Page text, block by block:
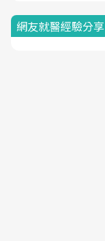
網友就醫經驗分享